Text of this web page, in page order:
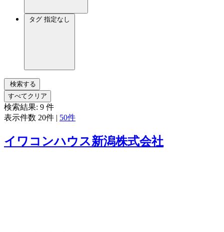
タグ 指定なし
検索する
すべてクリア
検索結果: 9 件
表示件数 20件 | 50件
イワコンハウス新潟株式会社